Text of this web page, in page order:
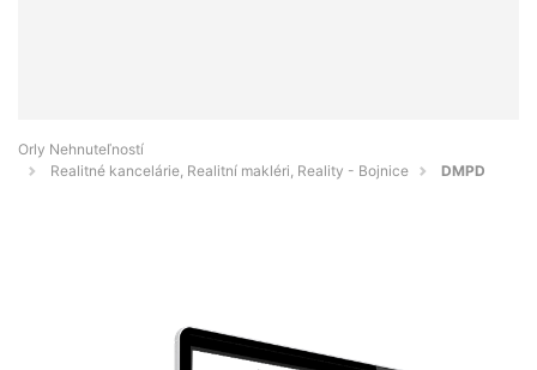
Orly Nehnuteľností
Realitné kancelárie, Realitní makléri, Reality - Bojnice
DMPD